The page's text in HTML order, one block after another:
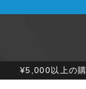
¥5,000以上の